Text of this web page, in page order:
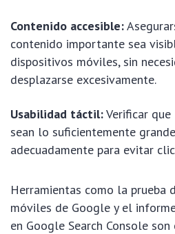
Contenido accesible:
contenido importante sea
dispositivos móviles, sin
desplazarse excesivamente.
Usabilidad táctil:Verificar
sean lo suficientemente
adecuadamente para evitar
Herramientas como la prueba
móviles de Google y el
en Google Search Console